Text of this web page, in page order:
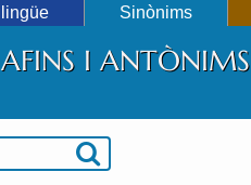
Sinònims
I ANTÒNIMS